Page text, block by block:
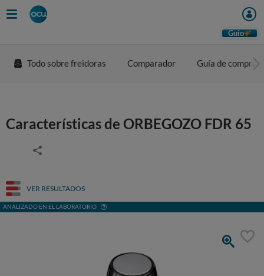
Guio
Todo sobre freidoras Comparador Guía de compra
Características de ORBEGOZO FDR 65
VER RESULTADOS
ANALIZADO EN EL LABORATORIO